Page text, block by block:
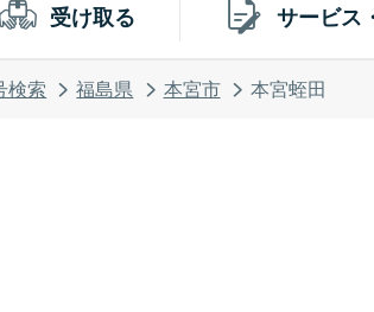
受け取る サービス
検索 福島県 本宮市 本宮蛭田